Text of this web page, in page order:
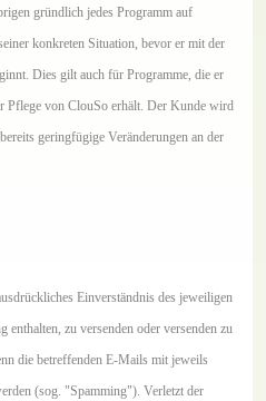
gründlich jedes Programm auf
konkreten Situation, bevor er mit der
Dies gilt auch für Programme, die er
Pflege von ClouSo erhält. Der Kunde wird
geringfügige Veränderungen an der
Einverständnis des jeweiligen
zu versenden oder versenden zu
die betreffenden E-Mails mit jeweils
(sog. "Spamming"). Verletzt der